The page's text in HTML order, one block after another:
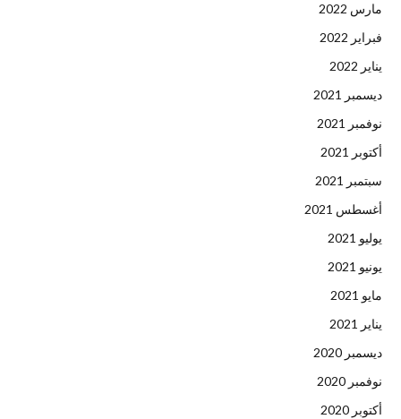
مارس 2022
فبراير 2022
يناير 2022
ديسمبر 2021
نوفمبر 2021
أكتوبر 2021
سبتمبر 2021
أغسطس 2021
يوليو 2021
يونيو 2021
مايو 2021
يناير 2021
ديسمبر 2020
نوفمبر 2020
أكتوبر 2020